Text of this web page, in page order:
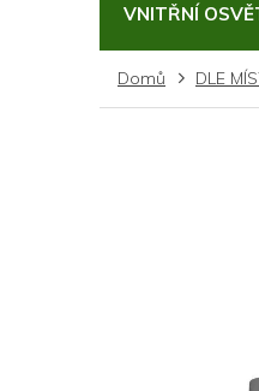
VNITŘNÍ
Domů DLE